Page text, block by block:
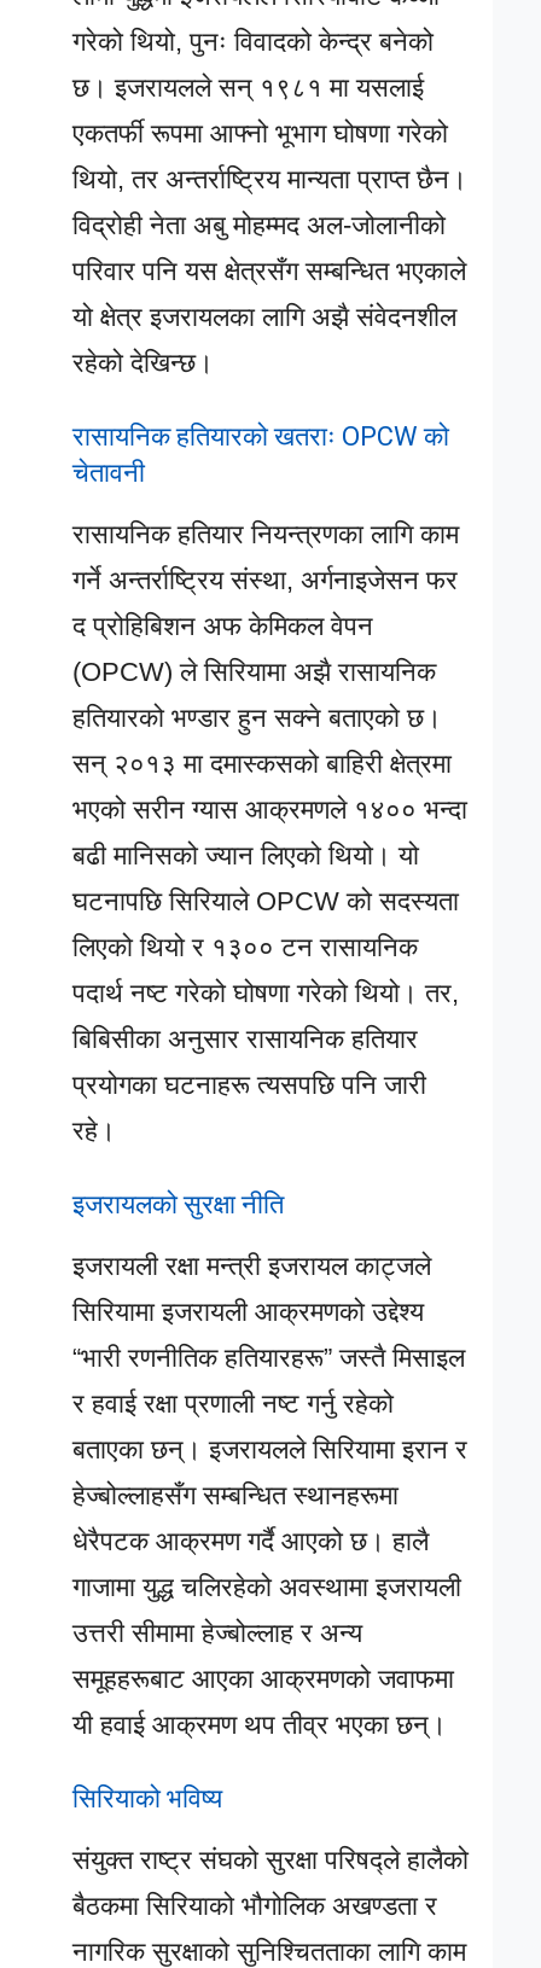
गरेको थियो, पुनः विवादको केन्द्र बनेको
छ। इजरायलले सन् १९८१ मा यसलाई
एकतर्फी रूपमा आफ्नो भूभाग घोषणा गरेको
थियो, तर अन्तर्राष्ट्रिय मान्यता प्राप्त छैन।
विद्रोही नेता अबु मोहम्मद अल-जोलानीको
परिवार पनि यस क्षेत्रसँग सम्बन्धित भएकाले
यो क्षेत्र इजरायलका लागि अझै संवेदनशील
रहेको देखिन्छ।
रासायनिक हतियारको खतराः OPCW को
चेतावनी
रासायनिक हतियार नियन्त्रणका लागि काम
गर्ने अन्तर्राष्ट्रिय संस्था, अर्गनाइजेसन फर
द प्रोहिबिशन अफ केमिकल वेपन
(OPCW) ले सिरियामा अझै रासायनिक
हतियारको भण्डार हुन सक्ने बताएको छ।
सन् २०१३ मा दमास्कसको बाहिरी क्षेत्रमा
भएको सरीन ग्यास आक्रमणले १४०० भन्दा
बढी मानिसको ज्यान लिएको थियो। यो
घटनापछि सिरियाले OPCW को सदस्यता
लिएको थियो र १३०० टन रासायनिक
पदार्थ नष्ट गरेको घोषणा गरेको थियो। तर,
बिबिसीका अनुसार रासायनिक हतियार
प्रयोगका घटनाहरू त्यसपछि पनि जारी
रहे।
इजरायलको सुरक्षा नीति
इजरायली रक्षा मन्त्री इजरायल काट्जले
सिरियामा इजरायली आक्रमणको उद्देश्य
“भारी रणनीतिक हतियारहरू” जस्तै मिसाइल
र हवाई रक्षा प्रणाली नष्ट गर्नु रहेको
बताएका छन्। इजरायलले सिरियामा इरान र
हेज्बोल्लाहसँग सम्बन्धित स्थानहरूमा
धेरैपटक आक्रमण गर्दै आएको छ। हालै
गाजामा युद्ध चलिरहेको अवस्थामा इजरायली
उत्तरी सीमामा हेज्बोल्लाह र अन्य
समूहहरूबाट आएका आक्रमणको जवाफमा
यी हवाई आक्रमण थप तीव्र भएका छन्।
सिरियाको भविष्य
संयुक्त राष्ट्र संघको सुरक्षा परिषद्ले हालैको
बैठकमा सिरियाको भौगोलिक अखण्डता र
नागरिक सुरक्षाको सुनिश्चितताका लागि काम